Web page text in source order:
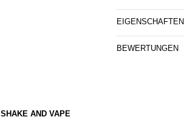
EIGENSCHAFTEN
BEWERTUNGEN
SHAKE AND VAPE